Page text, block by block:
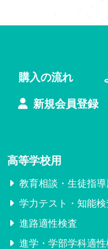
購入の流れ
新規会員登録
高等学校用
教育相談・生徒指導
学力テスト・知能検
進路適性検査
進学・学部学科適性